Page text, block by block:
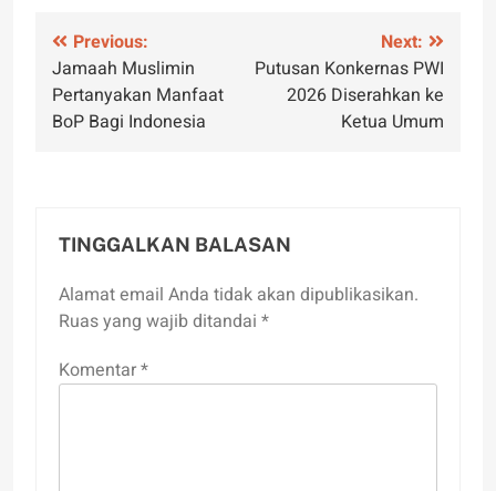
Navigasi
pos
Previous:
Jamaah Muslimin
Pertanyakan Manfaat
BoP Bagi Indonesia
Next:
Putusan Konkernas PWI
2026 Diserahkan ke
Ketua Umum
TINGGALKAN BALASAN
Alamat email Anda tidak akan dipublikasikan.
Ruas yang wajib ditandai *
Komentar*